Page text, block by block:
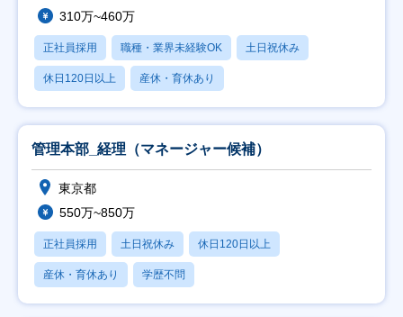
310万~460万
正社員採用 職種・業界未経験OK 土日祝休み
休日120日以上 産休・育休あり
管理本部_経理（マネージャー候補）
東京都
550万~850万
正社員採用 土日祝休み 休日120日以上
産休・育休あり 学歴不問